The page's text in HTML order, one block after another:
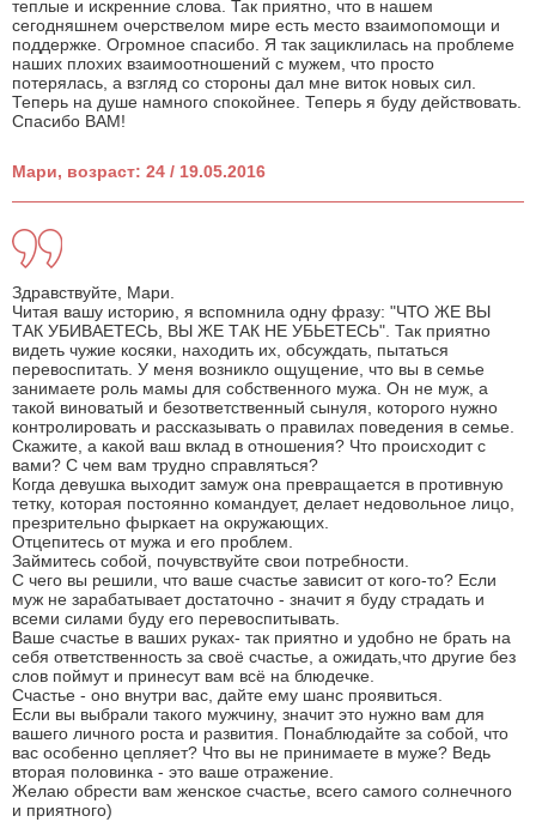
теплые и искренние слова. Так приятно, что в нашем
сегодняшнем очерствелом мире есть место взаимопомощи и
поддержке. Огромное спасибо. Я так зациклилась на проблеме
наших плохих взаимоотношений с мужем, что просто
потерялась, а взгляд со стороны дал мне виток новых сил.
Теперь на душе намного спокойнее. Теперь я буду действовать.
Спасибо ВАМ!
Мари, возраст: 24 / 19.05.2016
Здравствуйте, Мари.
Читая вашу историю, я вспомнила одну фразу: "ЧТО ЖЕ ВЫ
ТАК УБИВАЕТЕСЬ, ВЫ ЖЕ ТАК НЕ УБЬЕТЕСЬ". Так приятно
видеть чужие косяки, находить их, обсуждать, пытаться
перевоспитать. У меня возникло ощущение, что вы в семье
занимаете роль мамы для собственного мужа. Он не муж, а
такой виноватый и безответственный сынуля, которого нужно
контролировать и рассказывать о правилах поведения в семье.
Скажите, а какой ваш вклад в отношения? Что происходит с
вами? С чем вам трудно справляться?
Когда девушка выходит замуж она превращается в противную
тетку, которая постоянно командует, делает недовольное лицо,
презрительно фыркает на окружающих.
Отцепитесь от мужа и его проблем.
Займитесь собой, почувствуйте свои потребности.
С чего вы решили, что ваше счастье зависит от кого-то? Если
муж не зарабатывает достаточно - значит я буду страдать и
всеми силами буду его перевоспитывать.
Ваше счастье в ваших руках- так приятно и удобно не брать на
себя ответственность за своё счастье, а ожидать,что другие без
слов поймут и принесут вам всё на блюдечке.
Счастье - оно внутри вас, дайте ему шанс проявиться.
Если вы выбрали такого мужчину, значит это нужно вам для
вашего личного роста и развития. Понаблюдайте за собой, что
вас особенно цепляет? Что вы не принимаете в муже? Ведь
вторая половинка - это ваше отражение.
Желаю обрести вам женское счастье, всего самого солнечного
и приятного)